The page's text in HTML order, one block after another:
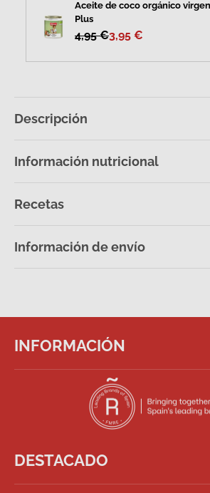
Aceite de coco orgánico
Plus
4,95 €3,95 €
Descripción
Información nutricional
Recetas
Información de envío
INFORMACIÓN
DESTACADO